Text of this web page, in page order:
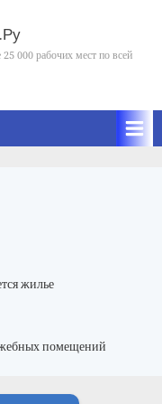
000 рабочих мест по всей
жилье
помещений